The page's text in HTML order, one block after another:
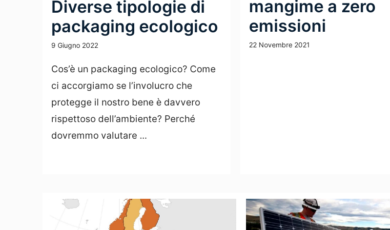
Diverse tipologie di
packaging ecologico
9 Giugno 2022
Cos’è un packaging ecologico? Come
ci accorgiamo se l’involucro che
protegge il nostro bene è davvero
rispettoso dell’ambiente? Perché
dovremmo valutare ...
mangime a zero
emissioni
22 Novembre 2021